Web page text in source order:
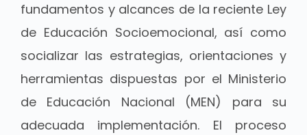
fundamentos y alcances de la reciente Ley
de Educación Socioemocional, así como
socializar las estrategias, orientaciones y
herramientas dispuestas por el Ministerio
de Educación Nacional (MEN) para su
adecuada implementación. El proceso